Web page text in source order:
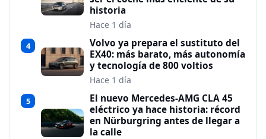
historia
Hace 1 día
4
Volvo ya prepara el sustituto del
EX40: más barato, más autonomía
y tecnología de 800 voltios
Hace 1 día
5
El nuevo Mercedes-AMG CLA 45
eléctrico ya hace historia: récord
en Nürburgring antes de llegar a
la calle